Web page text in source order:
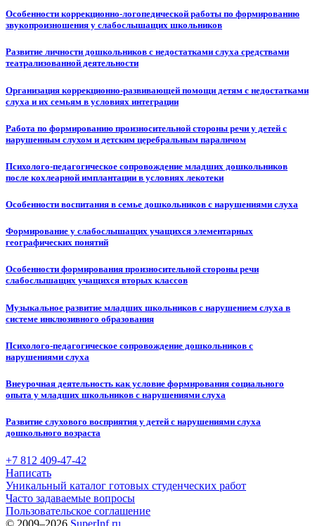
Особенности коррекционно-логопедической работы по формированию
звукопроизношения у слабослышащих школьников
Развитие личности дошкольников с недостатками слуха средствами
театрализованной деятельности
Организация коррекционно-развивающей помощи детям с недостатками
слуха и их семьям в условиях интеграции
Работа по формированию произносительной стороны речи у детей с
нарушенным слухом и детским церебральным параличом
Психолого-педагогическое сопровождение младших дошкольников
после кохлеарной имплантации в условиях лекотеки
Особенности воспитания в семье дошкольников с нарушениями слуха
Формирование у слабослышащих учащихся элементарных
географических понятий
Особенности формирования произносительной стороны речи
слабослышащих учащихся вторых классов
Музыкальное развитие младших школьников с нарушением слуха в
системе инклюзивного образования
Психолого-педагогическое сопровождение дошкольников с
нарушениями слуха
Внеурочная деятельность как условие формирования социального
опыта у младших школьников с нарушениями слуха
Развитие слухового восприятия у детей с нарушениями слуха
дошкольного возраста
+7 812 409-47-42
Написать
Уникальный каталог готовых студенческих работ
Часто задаваемые вопросы
Пользовательское соглашение